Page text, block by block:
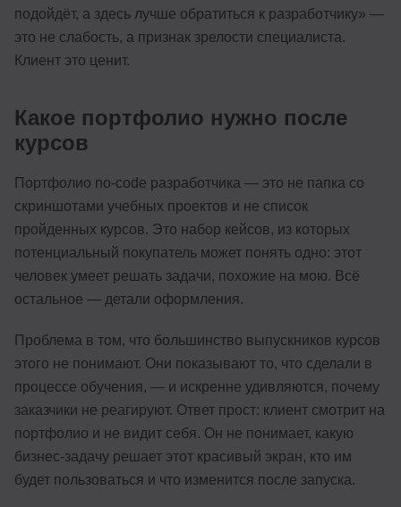
подойдёт, а здесь лучше обратиться к разработчику» —
это не слабость, а признак зрелости специалиста.
Клиент это ценит.
Какое портфолио нужно после
курсов
Портфолио no-code разработчика — это не папка со
скриншотами учебных проектов и не список
пройденных курсов. Это набор кейсов, из которых
потенциальный покупатель может понять одно: этот
человек умеет решать задачи, похожие на мою. Всё
остальное — детали оформления.
Проблема в том, что большинство выпускников курсов
этого не понимают. Они показывают то, что сделали в
процессе обучения, — и искренне удивляются, почему
заказчики не реагируют. Ответ прост: клиент смотрит на
портфолио и не видит себя. Он не понимает, какую
бизнес-задачу решает этот красивый экран, кто им
будет пользоваться и что изменится после запуска.